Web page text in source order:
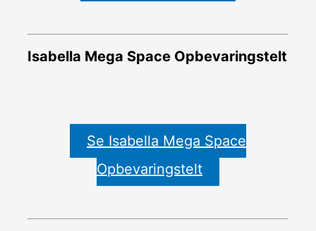
Isabella Mega Space Opbevaringstelt
Se Isabella Mega Space
Opbevaringstelt